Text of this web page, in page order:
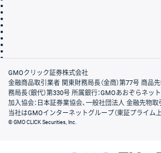
会社案内
GMOクリック証券株式会社
金融商品取引業者 関東財務局長（金商）第77号 商品
務局長（銀代）第330号 所属銀行：GMOあおぞらネッ
加入協会：日本証券業協会、一般社団法人 金融先物
当社はGMOインターネットグループ（東証プライム
© GMO CLICK Securities, Inc.